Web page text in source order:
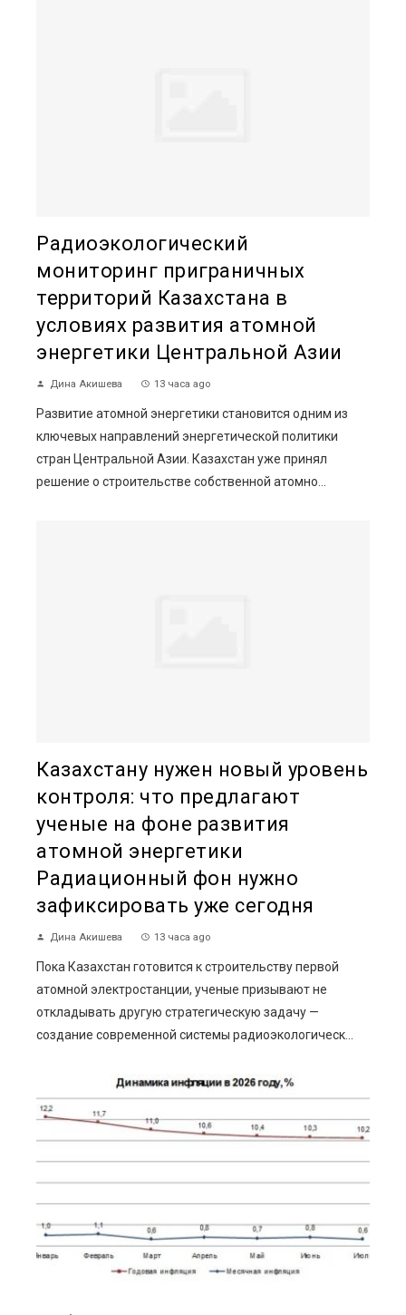
Радиоэкологический
мониторинг приграничных
территорий Казахстана в
условиях развития атомной
энергетики Центральной Азии
Дина Акишева 13 часа ago
Развитие атомной энергетики становится одним из
ключевых направлений энергетической политики
стран Центральной Азии. Казахстан уже принял
решение о строительстве собственной атомно...
Казахстану нужен новый уровень
контроля: что предлагают
ученые на фоне развития
атомной энергетики
Радиационный фон нужно
зафиксировать уже сегодня
Дина Акишева 13 часа ago
Пока Казахстан готовится к строительству первой
атомной электростанции, ученые призывают не
откладывать другую стратегическую задачу —
создание современной системы радиоэкологическ...